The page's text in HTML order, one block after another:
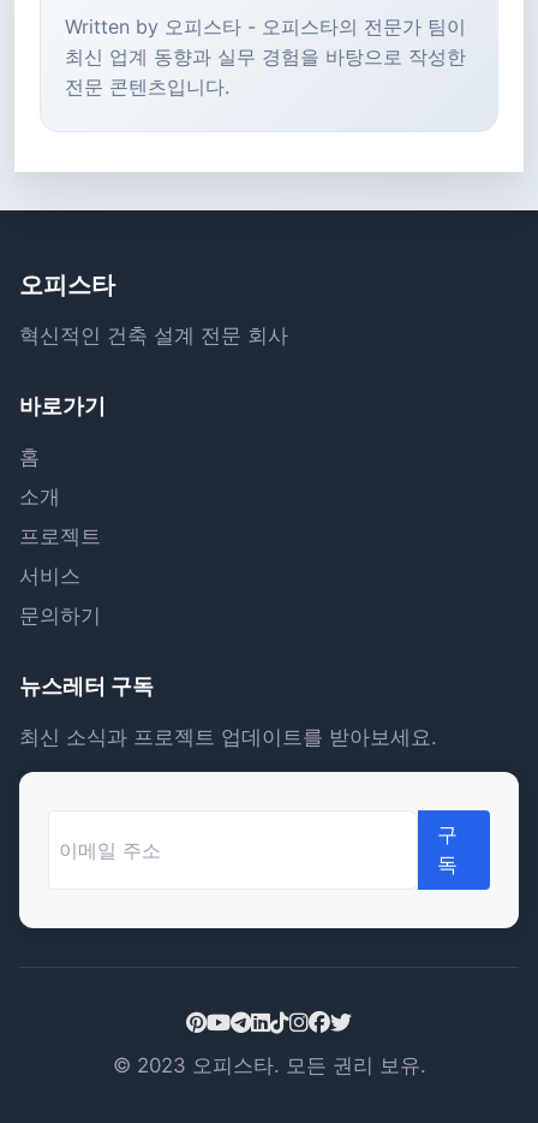
Written by 오피스타 - 오피스타의 전문가 팀이
최신 업계 동향과 실무 경험을 바탕으로 작성한
전문 콘텐츠입니다.
오피스타
혁신적인 건축 설계 전문 회사
바로가기
홈
소개
프로젝트
서비스
문의하기
뉴스레터 구독
최신 소식과 프로젝트 업데이트를 받아보세요.
구
독
© 2023 오피스타. 모든 권리 보유.